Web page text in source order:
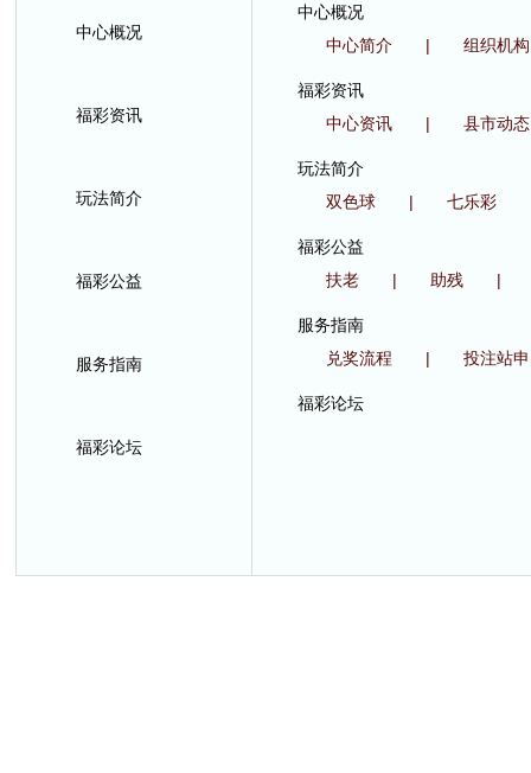
中心概况
福彩资讯
玩法简介
福彩公益
服务指南
福彩论坛
中心概况
中心简介
| 组织机构
福彩资讯
中心资讯
| 县市动态
玩法简介
双色球
| 七乐彩
福彩公益
扶老
| 助残 |
服务指南
兑奖流程
| 投注站
福彩论坛